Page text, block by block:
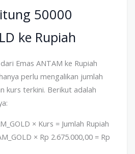
50000
ke Rupiah
Emas ANTAM ke Rupiah
perlu mengalikan jumlah
kurs terkini. Berikut adalah
× Kurs = Jumlah Rupiah
× Rp 2.675.000,00 = Rp